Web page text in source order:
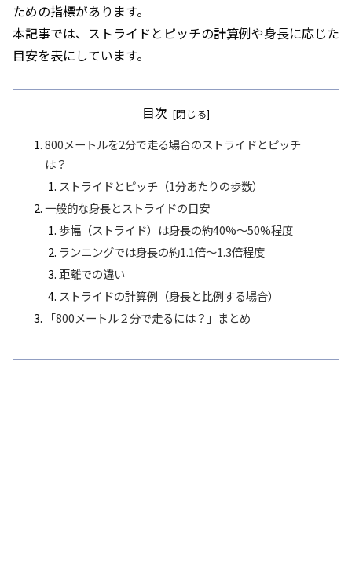
ための指標があります。
本記事では、ストライドとピッチの計算例や身長に応じた
目安を表にしています。
目次
800メートルを2分で走る場合のストライドとピッチ
は？
ストライドとピッチ（1分あたりの歩数）
一般的な身長とストライドの目安
歩幅（ストライド）は身長の約40%〜50%程度
ランニングでは身長の約1.1倍〜1.3倍程度
距離での違い
ストライドの計算例（身長と比例する場合）
「800メートル２分で走るには？」まとめ